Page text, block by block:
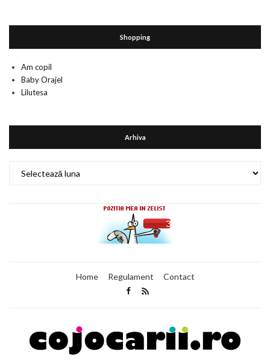
Shopping
Am copil
Baby Orajel
Lilutesa
Arhiva
Home Regulament Contact